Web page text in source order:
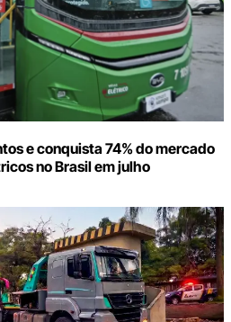
e conquista 74% do mercado
no Brasil em julho